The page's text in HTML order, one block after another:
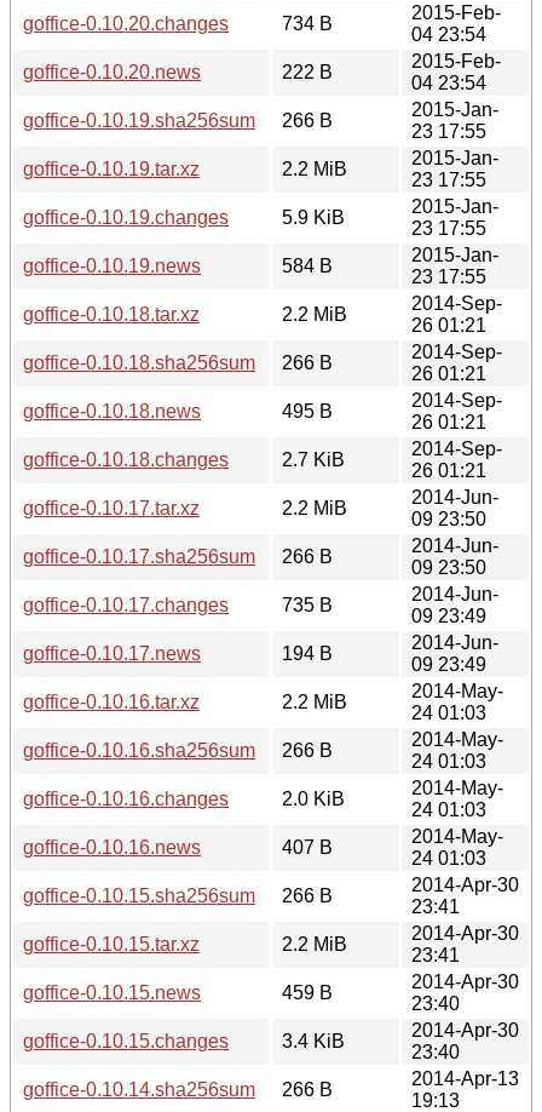
goffice-0.10.20.changes
734 B
2015-Feb-
04 23:54
goffice-0.10.20.news
222 B
2015-Feb-
04 23:54
goffice-0.10.19.sha256sum
266 B
2015-Jan-
23 17:55
goffice-0.10.19.tar.xz
2.2 MiB
2015-Jan-
23 17:55
goffice-0.10.19.changes
5.9 KiB
2015-Jan-
23 17:55
goffice-0.10.19.news
584 B
2015-Jan-
23 17:55
goffice-0.10.18.tar.xz
2.2 MiB
2014-Sep-
26 01:21
goffice-0.10.18.sha256sum
266 B
2014-Sep-
26 01:21
goffice-0.10.18.news
495 B
2014-Sep-
26 01:21
goffice-0.10.18.changes
2.7 KiB
2014-Sep-
26 01:21
goffice-0.10.17.tar.xz
2.2 MiB
2014-Jun-
09 23:50
goffice-0.10.17.sha256sum
266 B
2014-Jun-
09 23:50
goffice-0.10.17.changes
735 B
2014-Jun-
09 23:49
goffice-0.10.17.news
194 B
2014-Jun-
09 23:49
goffice-0.10.16.tar.xz
2.2 MiB
2014-May-
24 01:03
goffice-0.10.16.sha256sum
266 B
2014-May-
24 01:03
goffice-0.10.16.changes
2.0 KiB
2014-May-
24 01:03
goffice-0.10.16.news
407 B
2014-May-
24 01:03
goffice-0.10.15.sha256sum
266 B
2014-Apr-30
23:41
goffice-0.10.15.tar.xz
2.2 MiB
2014-Apr-30
23:41
goffice-0.10.15.news
459 B
2014-Apr-30
23:40
goffice-0.10.15.changes
3.4 KiB
2014-Apr-30
23:40
goffice-0.10.14.sha256sum
266 B
2014-Apr-13
19:13